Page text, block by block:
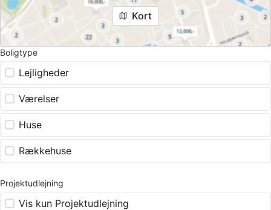
Kort
Boligtype
Lejligheder
Værelser
Huse
Rækkehuse
Projektudlejning
Vis kun Projektudlejning